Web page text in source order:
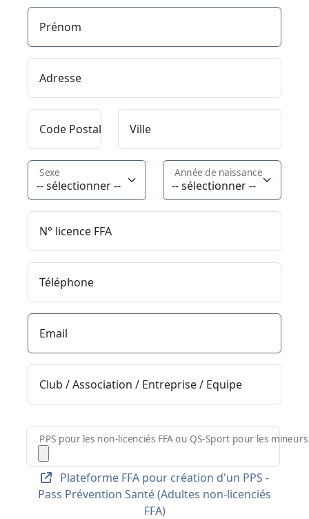
Prénom
Adresse
Code Postal Ville
Sexe Année de naissance
N° licence FFA
Téléphone
Email
Club / Association / Entreprise / Equipe
PPS pour les non-licenciés FFA ou QS-Sport pour les
Plateforme FFA pour création d'un PPS -
Pass Prévention Santé (Adultes non-licenciés
FFA)